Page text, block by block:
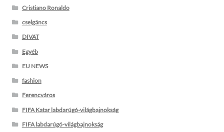
Cristiano Ronaldo
cselgáncs
DIVAT
Egyéb
EU NEWS
fashion
Ferencváros
FIFA Katar labdarúgó-világbajnokság
FIFA labdarúgó-világbajnokság